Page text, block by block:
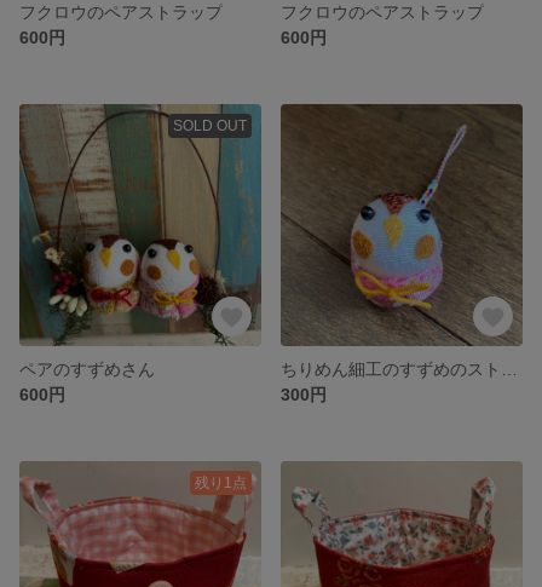
フクロウのペアストラップ
600円
フクロウのペアストラップ
600円
SOLD OUT
ペアのすずめさん
600円
300円
残り1点